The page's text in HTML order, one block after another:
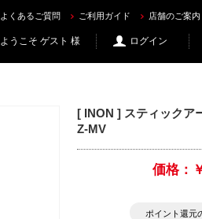
よくあるご質問 ご利用ガイド 店舗のご案内
ようこそ ゲスト 様 ログイン
[ INON ] スティックア
Z-MV
価格：
ポイント還元